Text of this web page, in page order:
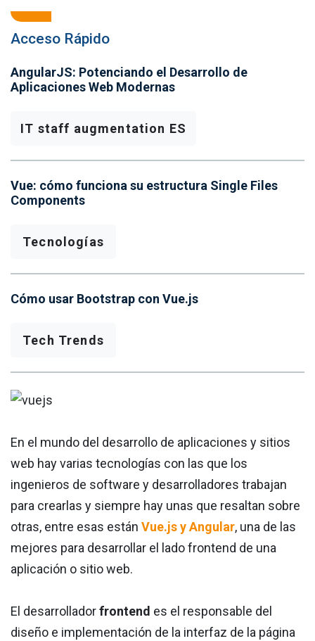
Acceso Rápido
AngularJS: Potenciando el Desarrollo de
Aplicaciones Web Modernas
IT staff augmentation ES
Vue: cómo funciona su estructura Single Files
Components
Tecnologías
Cómo usar Bootstrap con Vue.js
Tech Trends
En el mundo del desarrollo de aplicaciones y sitios
web hay varias tecnologías con las que los
ingenieros de software y desarrolladores trabajan
para crearlas y siempre hay unas que resaltan sobre
otras, entre esas están Vue.js y Angular, una de las
mejores para desarrollar el lado frontend de una
aplicación o sitio web.
El desarrolladorfrontend es el responsable del
diseño e implementación de la interfaz de la página